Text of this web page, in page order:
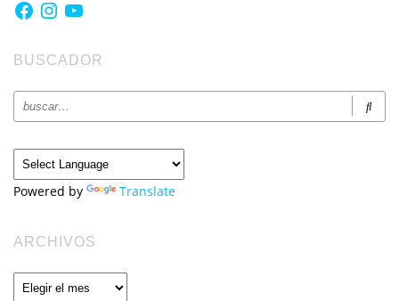
Facebook
Instagram
YouTube
BUSCADOR
Powered by Translate
ARCHIVOS
Archivos